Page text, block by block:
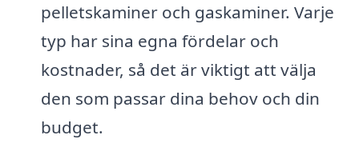
pelletskaminer och gaskaminer. Varje
typ har sina egna fördelar och
kostnader, så det är viktigt att välja
den som passar dina behov och din
budget.